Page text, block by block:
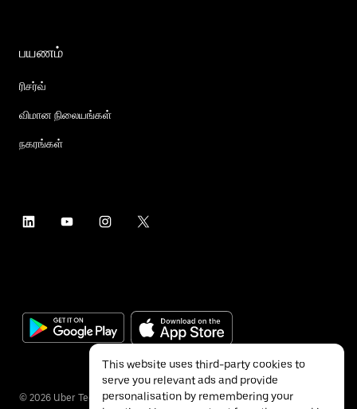
பயணம்
ரிசர்வ்
விமான நிலையங்கள்
நகரங்கள்
© 2026 Uber Technologies Inc.
This website uses third-party cookies to
serve you relevant ads and provide
personalisation by remembering your